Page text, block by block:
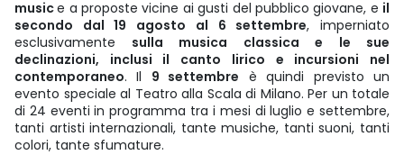
musice a proposte vicine ai gusti del pubblico giovane, e il
secondo dal 19 agosto al 6 settembre, imperniato
esclusivamente sulla musica classica e le sue
declinazioni, inclusi il canto lirico e incursioni nel
contemporaneo. Il 9 settembre è quindi previsto un
evento speciale al Teatro alla Scala di Milano. Per un totale
di 24 eventi in programma tra i mesi di luglio e settembre,
tanti artisti internazionali, tante musiche, tanti suoni, tanti
colori, tante sfumature.